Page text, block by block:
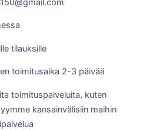
tilauksille
toimitusaika 2-3 päivää
toimituspalveluita, kuten
kansainvälisiin maihin